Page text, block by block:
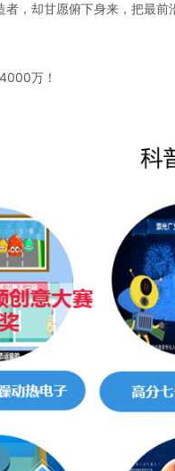
，却甘愿俯下身来，把最前
万！